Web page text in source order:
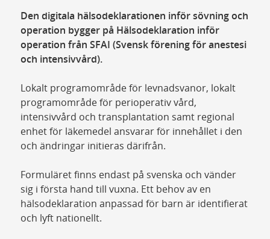
Den digitala hälsodeklarationen inför sövning och
operation bygger på Hälsodeklaration inför
operation från SFAI (Svensk förening för anestesi
och intensivvård).
Lokalt programområde för levnadsvanor, lokalt
programområde för perioperativ vård,
intensivvård och transplantation samt regional
enhet för läkemedel ansvarar för innehållet i den
och ändringar initieras därifrån.
Formuläret finns endast på svenska och vänder
sig i första hand till vuxna. Ett behov av en
hälsodeklaration anpassad för barn är identifierat
och lyft nationellt.